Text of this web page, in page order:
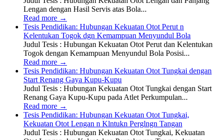
Lengan dengan Hasil Servis atas Bola...
Read more →
Tesis Pendidikan: Hubungan Kekuatan Otot Perut n
Kelentukan Togok dgn Kemampuan Menyundul Bola
Judul Tesis : Hubungan Kekuatan Otot Perut dan Kelentukan
Togok dengan Kemampuan Menyundul Bola Posisi...
Read more →
Tesis Pendidikan: Hubungan Kekuatan Otot Tungkai dengan
Start Renang Gaya Kupu-Kupu
Judul Tesis : Hubungan Kekuatan Otot Tungkai dengan Start
Renang Gaya Kupu-Kupu pada Atlet Perkumpulan...
Read more →
Tesis Pendidikan: Hubungan Kekuatan Otot Tungkai,
Kekuatan Otot Lengan n Klntukn Perglngn Tangan
Judul Tesis : Hubungan Kekuatan Otot Tungkai, Kekuatan